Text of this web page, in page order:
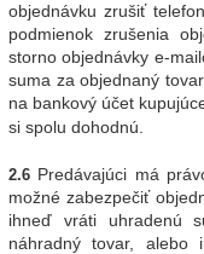
objednávku zrušiť
podmienok zrušenia
storno objednávky e-
suma za objednaný
na bankový účet
si spolu dohodnú.
2.6 Predávajúci má
možné zabezpečiť
ihneď vráti uhradenú
náhradný tovar, alebo